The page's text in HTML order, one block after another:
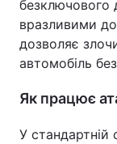
безключового
вразливими
дозволяє
автомобіль
Як працює
У стандартній